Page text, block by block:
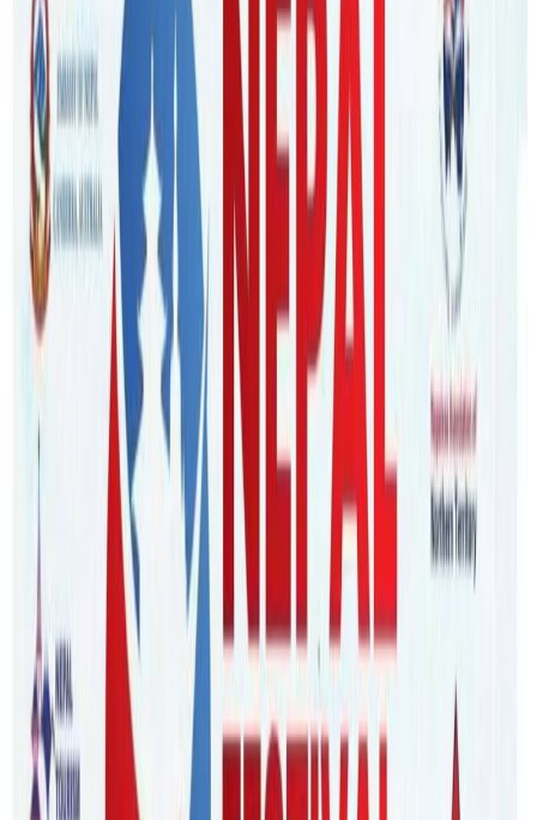
Saturday, 2022 November 12 / 9:35 am
अ− अ+